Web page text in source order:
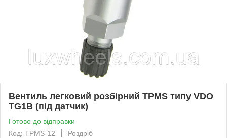
Вентиль легковий розбірний TPMS типу VDO
TG1B (під датчик)
Готово до відправки
Код: TPMS-12
Роздріб